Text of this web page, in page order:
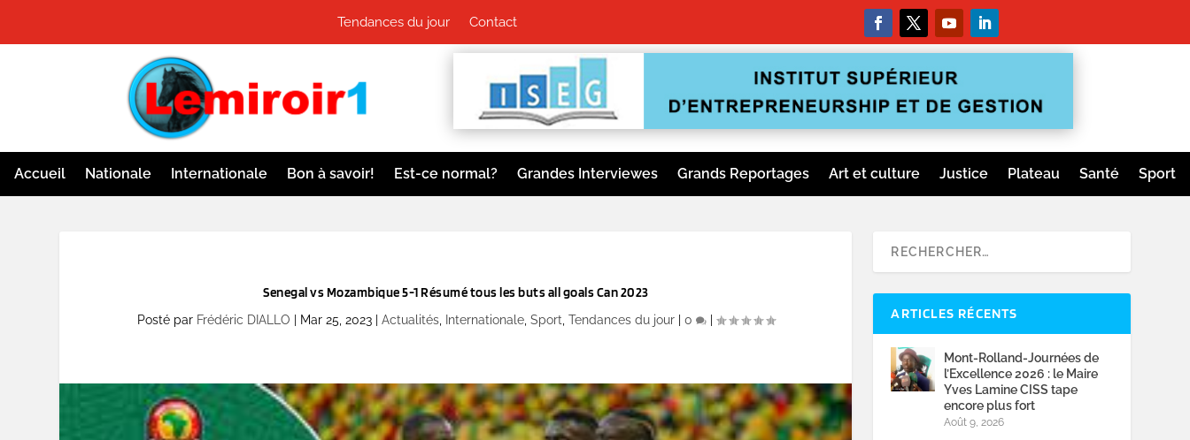
Tendances du jour Contact
Accueil Nationale Internationale Bon à savoir! Est-ce normal? Grandes Interviewes Grands Reportages Art et culture Justice Plateau Santé Sport
Senegal vs Mozambique 5-1 Résumé tous les buts all goals Can 2023
Posté par Frédéric DIALLO Mar 25, 2023| Actualités, Internationale, Sport Tendances du jour| 0 | ARTICLES RÉCENTS
Mont-Rolland-Journées de
l’Excellence 2026 : le Maire
Yves Lamine CISS tape
encore plus fort
Août 9, 2026